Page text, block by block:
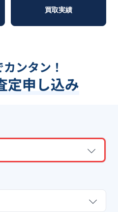
買取実績
ンタン！
定申し込み